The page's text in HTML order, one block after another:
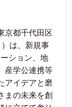
京都千代田区
は、新規事
ション、地
産学公連携等
アイデアと磨
まの未来を創